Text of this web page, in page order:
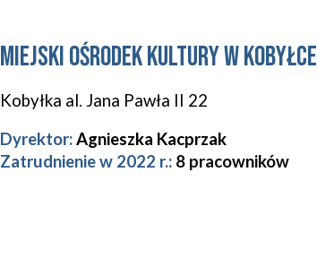
Miejski Ośrodek Kultury w Kobyłce
Kobyłka al. Jana Pawła II 22
Dyrektor:Agnieszka Kacprzak
Zatrudnienie w 2022 r.:8 pracowników